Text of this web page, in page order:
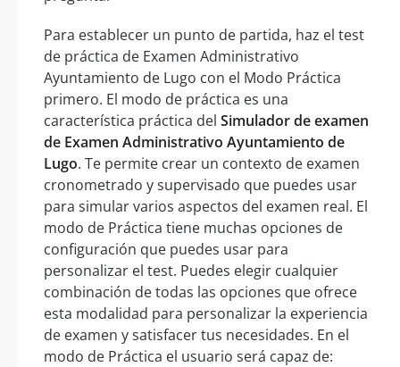
Para establecer un punto de partida, haz el test
de práctica de Examen Administrativo
Ayuntamiento de Lugo con el Modo Práctica
primero. El modo de práctica es una
característica práctica del Simulador de examen
de Examen Administrativo Ayuntamiento de
Lugo. Te permite crear un contexto de examen
cronometrado y supervisado que puedes usar
para simular varios aspectos del examen real. El
modo de Práctica tiene muchas opciones de
configuración que puedes usar para
personalizar el test. Puedes elegir cualquier
combinación de todas las opciones que ofrece
esta modalidad para personalizar la experiencia
de examen y satisfacer tus necesidades. En el
modo de Práctica el usuario será capaz de: